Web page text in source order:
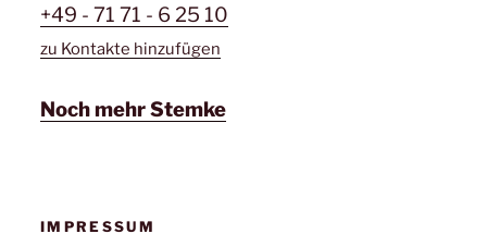
+49 - 71 71 - 6 25 10
zu Kontakte hinzufügen
Noch mehr Stemke
IMPRESSUM